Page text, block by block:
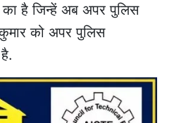
का है जिन्हें अब अपर पुलिस
को अपर पुलिस